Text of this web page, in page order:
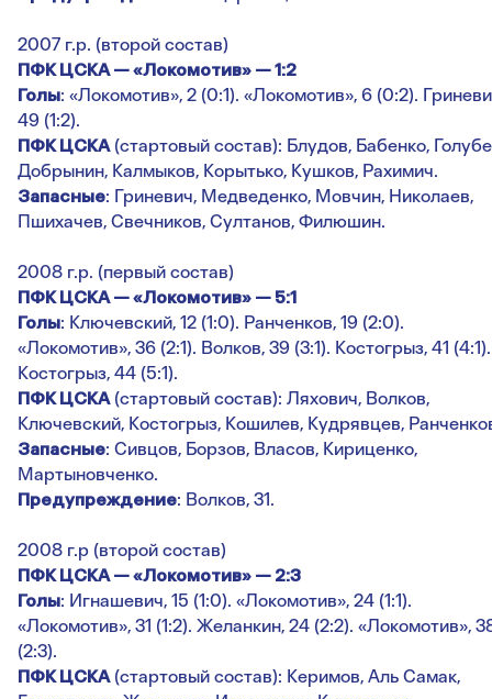
2007 г.р. (второй состав)
ПФК ЦСКА — «Локомотив» — 1:2
Голы: «Локомотив», 2 (0:1). «Локомотив», 6 (0:2).
49 (1:2).
ПФК ЦСКА(стартовый состав): Блудов, Бабенко,
Добрынин, Калмыков, Корытько, Кушков, Рахимич.
Запасные: Гриневич, Медведенко, Мовчин, Николаев,
Пшихачев, Свечников, Султанов, Филюшин.
2008 г.р. (первый состав)
ПФК ЦСКА — «Локомотив» — 5:1
Голы: Ключевский, 12 (1:0). Ранченков, 19 (2:0).
«Локомотив», 36 (2:1). Волков, 39 (3:1). Костогрыз, 41 (4:1).
Костогрыз, 44 (5:1).
ПФК ЦСКА(стартовый состав): Ляхович, Волков,
Ключевский, Костогрыз, Кошилев, Кудрявцев,
Запасные: Сивцов, Борзов, Власов, Кириценко,
Мартыновченко.
Предупреждение: Волков, 31.
2008 г.р (второй состав)
ПФК ЦСКА — «Локомотив» — 2:3
Голы: Игнашевич, 15 (1:0). «Локомотив», 24 (1:1).
«Локомотив», 31 (1:2). Желанкин, 24 (2:2). «Локомотив»,
(2:3).
ПФК ЦСКА(стартовый состав): Керимов, Аль Самак,